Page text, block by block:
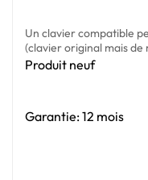
Un clavier compatible
(clavier original mais
Produit neuf
Garantie: 12 mois